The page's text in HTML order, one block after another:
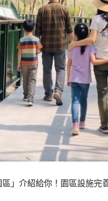
」介紹給你！園區設施完